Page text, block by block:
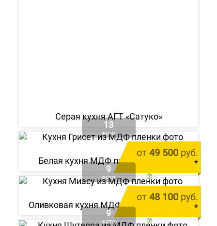
Серая кухня АГТ «Сатуко»
13
ФОТО
от 49 500 руб.
*
цена за 1 м.п.
Белая кухня МДФ пленка «Грисет»
9
ФОТО
от 48 100 руб.
*
цена за 1 м.п.
Оливковая кухня МДФ пленка «Миасу»
9
ФОТО
Alvic Zenit Verde Salvia
от 212 000 руб.